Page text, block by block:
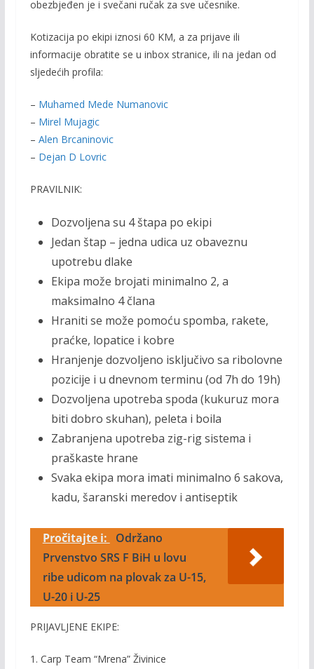
obezbjeđen je i svečani ručak za sve učesnike.
Kotizacija po ekipi iznosi 60 KM, a za prijave ili
informacije obratite se u inbox stranice, ili na jedan od
sljedećih profila:
– Muhamed Mede Numanovic
– Mirel Mujagic
– Alen Brcaninovic
– Dejan D Lovric
PRAVILNIK:
Dozvoljena su 4 štapa po ekipi
Jedan štap – jedna udica uz obaveznu
upotrebu dlake
Ekipa može brojati minimalno 2, a
maksimalno 4 člana
Hraniti se može pomoću spomba, rakete,
praćke, lopatice i kobre
Hranjenje dozvoljeno isključivo sa ribolovne
pozicije i u dnevnom terminu (od 7h do 19h)
Dozvoljena upotreba spoda (kukuruz mora
biti dobro skuhan), peleta i boila
Zabranjena upotreba zig-rig sistema i
praškaste hrane
Svaka ekipa mora imati minimalno 6 sakova,
kadu, šaranski meredov i antiseptik
Pročitajte i:
Održano
Prvenstvo SRS F BiH u lovu
ribe udicom na plovak za U-15,
U-20 i U-25
PRIJAVLJENE EKIPE:
1. Carp Team “Mrena” Živinice